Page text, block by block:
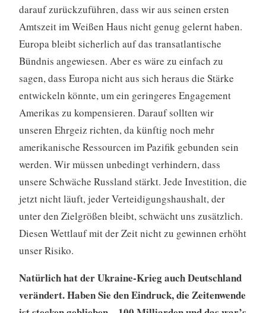
darauf zurückzuführen, dass wir aus seinen ersten
Amtszeit im Weißen Haus nicht genug gelernt haben.
Europa bleibt sicherlich auf das transatlantische
Bündnis angewiesen. Aber es wäre zu einfach zu
sagen, dass Europa nicht aus sich heraus die Stärke
entwickeln könnte, um ein geringeres Engagement
Amerikas zu kompensieren. Darauf sollten wir
unseren Ehrgeiz richten, da künftig noch mehr
amerikanische Ressourcen im Pazifik gebunden sein
werden. Wir müssen unbedingt verhindern, dass
unsere Schwäche Russland stärkt. Jede Investition, die
jetzt nicht läuft, jeder Verteidigungshaushalt, der
unter den Zielgrößen bleibt, schwächt uns zusätzlich.
Diesen Wettlauf mit der Zeit nicht zu gewinnen erhöht
unser Risiko.
Natürlich hat der Ukraine-Krieg auch Deutschland
verändert. Haben Sie den Eindruck, die Zeitenwende